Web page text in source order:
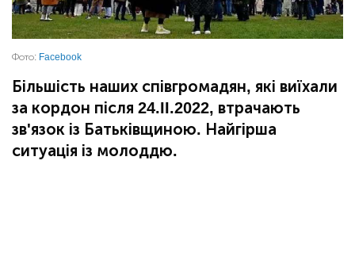
Фото: Facebook
Більшість наших співгромадян, які виїхали
за кордон після 24.II.2022, втрачають
зв'язок із Батьківщиною. Найгірша
ситуація із молоддю.